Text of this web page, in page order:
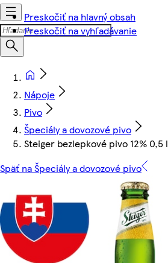
Preskočiť na hlavný obsah
Preskočiť na vyhľadávanie
Nápoje
Pivo
Špeciály a dovozové pivo
Steiger bezlepkové pivo 12% 0,5 l
Späť na Špeciály a dovozové pivo